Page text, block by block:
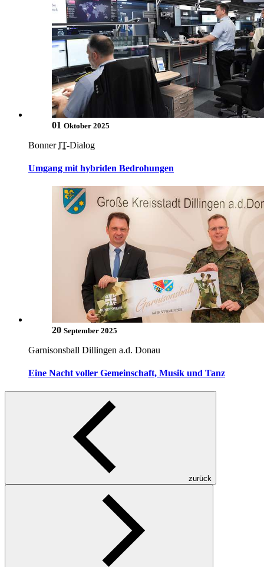
01 Oktober 2025
BonnerIT-Dialog
Umgang mit hybriden Bedrohungen
20 September 2025
Garnisonsball Dillingen a.d. Donau
Eine Nacht voller Gemeinschaft, Musik und Tanz
zurück